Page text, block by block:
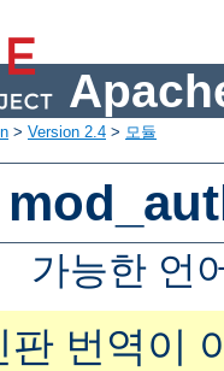
> Version 2.4 > 모듈
가능한 언
판 번역이